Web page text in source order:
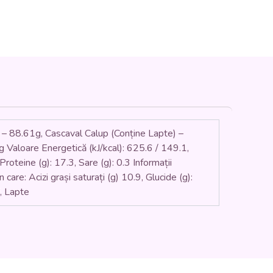
Cascaval Calup (Conține Lapte) –
Energetică (kJ/kcal): 625.6 / 149.1,
(g): 17.3, Sare (g): 0.3 Informații
Acizi grași saturați (g) 10.9, Glucide (g):
Lapte